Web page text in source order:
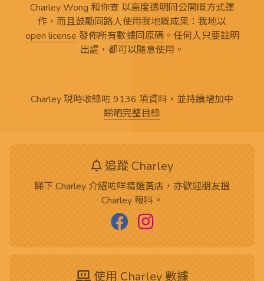
Charley Wong 和你查 以高度透明同公開嘅方式運
作，而且鼓勵同路人使用我地嘅成果：我地以
open license 發佈所有數據同原碼。任何人只要註明
出處，都可以隨意使用。
Charley 現時收錄咗 9136 項資料，並持續增加中
睇晒完整目錄
追蹤 Charley
睇下 Charley 介紹咗咩精選黃店，亦歡迎朋友搵
Charley 報料。
使用 Charley 數據